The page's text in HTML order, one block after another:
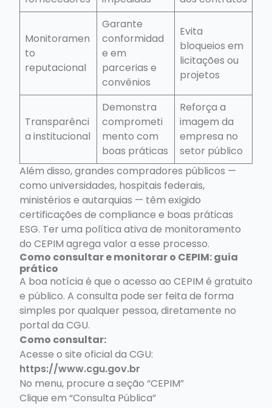
Monitoramen
to
reputacional
Garante
conformidad
e em
parcerias e
convênios
Evita
bloqueios em
licitações ou
projetos
Transparênci
a institucional
Demonstra
comprometi
mento com
boas práticas
Reforça a
imagem da
empresa no
setor público
Além disso, grandes compradores públicos —
como universidades, hospitais federais,
ministérios e autarquias — têm exigido
certificações de compliance e boas práticas
ESG. Ter uma política ativa de monitoramento
do CEPIM agrega valor a esse processo.
Como consultar e monitorar o CEPIM: guia
prático
A boa notícia é que o acesso ao CEPIM é gratuito
e público. A consulta pode ser feita de forma
simples por qualquer pessoa, diretamente no
portal da CGU.
Como consultar:
Acesse o site oficial da CGU:
https://www.cgu.gov.br
No menu, procure a seção “CEPIM”
Clique em “Consulta Pública”